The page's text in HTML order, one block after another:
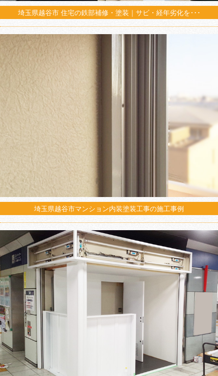
埼玉県越谷市 住宅の鉄部補修・塗装｜サビ・経年劣化を･･･
埼玉県越谷市マンション内装塗装工事の施工事例